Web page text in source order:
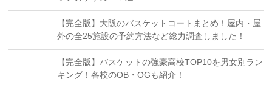
【完全版】大阪のバスケットコートまとめ！屋内・屋
外の全25施設の予約方法など総力調査しました！
【完全版】バスケットの強豪高校TOP10を男女別ラン
キング！各校のOB・OGも紹介！